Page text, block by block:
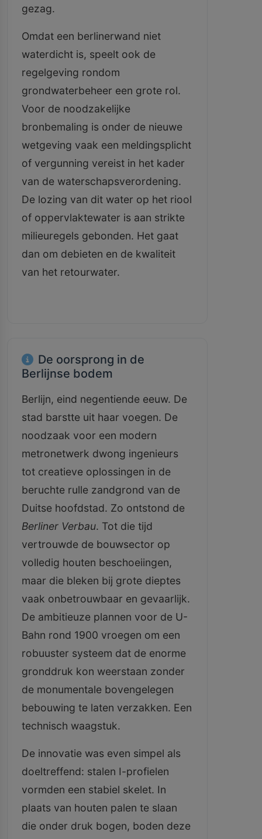
gezag.
Omdat een berlinerwand niet
waterdicht is, speelt ook de
regelgeving rondom
grondwaterbeheer een grote rol.
Voor de noodzakelijke
bronbemaling is onder de nieuwe
wetgeving vaak een meldingsplicht
of vergunning vereist in het kader
van de waterschapsverordening.
De lozing van dit water op het riool
of oppervlaktewater is aan strikte
milieuregels gebonden. Het gaat
dan om debieten en de kwaliteit
van het retourwater.
De oorsprong in de
Berlijnse bodem
Berlijn, eind negentiende eeuw. De
stad barstte uit haar voegen. De
noodzaak voor een modern
metronetwerk dwong ingenieurs
tot creatieve oplossingen in de
beruchte rulle zandgrond van de
Duitse hoofdstad. Zo ontstond de
Berliner Verbau. Tot die tijd
vertrouwde de bouwsector op
volledig houten beschoeiingen,
maar die bleken bij grote dieptes
vaak onbetrouwbaar en gevaarlijk.
De ambitieuze plannen voor de U-
Bahn rond 1900 vroegen om een
robuuster systeem dat de enorme
gronddruk kon weerstaan zonder
de monumentale bovengelegen
bebouwing te laten verzakken. Een
technisch waagstuk.
De innovatie was even simpel als
doeltreffend: stalen I-profielen
vormden een stabiel skelet. In
plaats van houten palen te slaan
die onder druk bogen, boden deze